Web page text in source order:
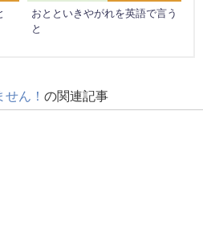
おとといきやがれを英語で言う
と
ん！ の関連記事